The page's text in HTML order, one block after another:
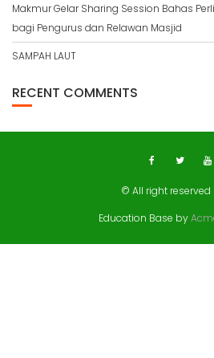
Makmur Gelar Sharing Session Bahas
bagi Pengurus dan Relawan Masjid
SAMPAH LAUT
RECENT COMMENTS
© All right
Education Base by